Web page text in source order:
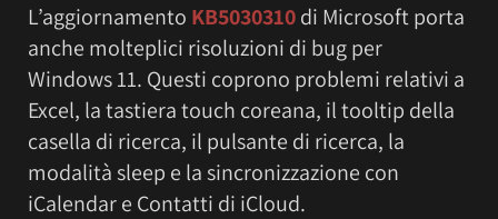
L’aggiornamento KB5030310di Microsoft porta
anche molteplici risoluzioni di bug per
Windows 11. Questi coprono problemi relativi a
Excel, la tastiera touch coreana, il tooltip della
casella di ricerca, il pulsante di ricerca, la
modalità sleep e la sincronizzazione con
iCalendar e Contatti di iCloud.